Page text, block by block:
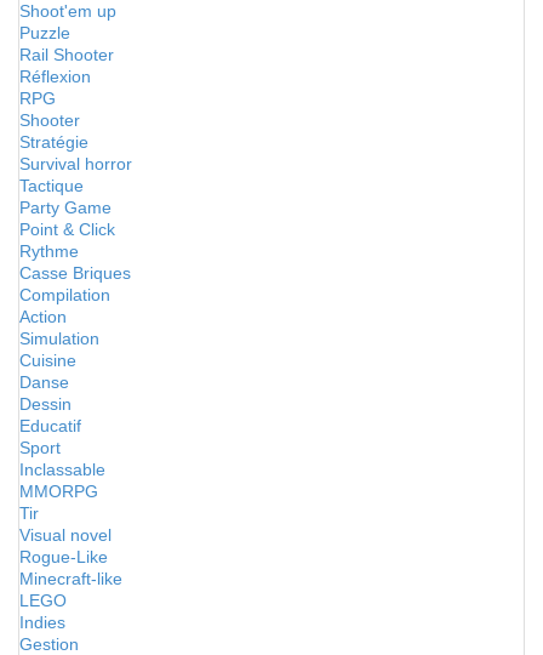
Shoot'em up
Puzzle
Rail Shooter
Réflexion
RPG
Shooter
Stratégie
Survival horror
Tactique
Party Game
Point & Click
Rythme
Casse Briques
Compilation
Action
Simulation
Cuisine
Danse
Dessin
Educatif
Sport
Inclassable
MMORPG
Tir
Visual novel
Rogue-Like
Minecraft-like
LEGO
Indies
Gestion